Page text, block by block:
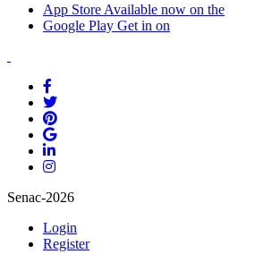
App Store Available now on the
Google Play Get in on
Senac-2026
Login
Register